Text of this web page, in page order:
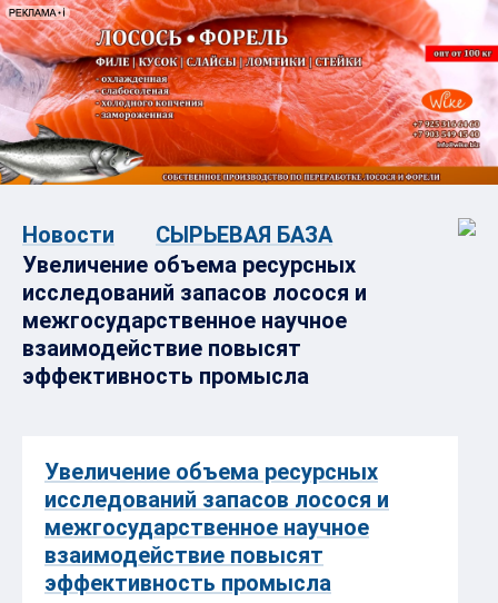
Новости
СЫРЬЕВАЯ БАЗА
Увеличение объема ресурсных
исследований запасов лосося и
межгосударственное научное
взаимодействие повысят
эффективность промысла
Увеличение объема ресурсных
исследований запасов лосося и
межгосударственное научное
взаимодействие повысят
эффективность промысла